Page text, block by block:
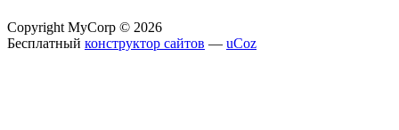
Copyright MyCorp © 2026
Бесплатный конструктор сайтов — uCoz